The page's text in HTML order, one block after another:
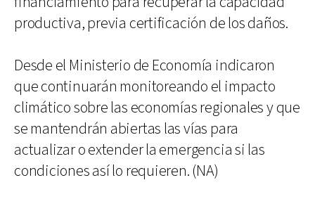
productiva, previa certificación de los daños.
Desde el Ministerio de Economía indicaron
que continuarán monitoreando el impacto
climático sobre las economías regionales y que
se mantendrán abiertas las vías para
actualizar o extender la emergencia si las
condiciones así lo requieren. (NA)